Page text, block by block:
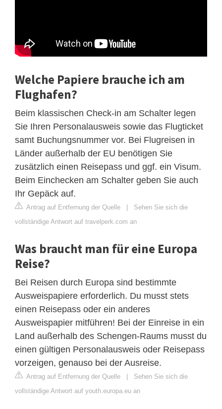
Welche Papiere brauche ich am
Flughafen?
Beim klassischen Check-in am Schalter legen
Sie Ihren Personalausweis sowie das Flugticket
samt Buchungsnummer vor. Bei Flugreisen in
Länder außerhalb der EU benötigen Sie
zusätzlich einen Reisepass und ggf. ein Visum.
Beim Einchecken am Schalter geben Sie auch
Ihr Gepäck auf.
Antrag auf Entfernung der Quelle | Sehen Sie sich die
vollständige Antwort auf travelperk.com an
Was braucht man für eine Europa
Reise?
Bei Reisen durch Europa sind bestimmte
Ausweispapiere erforderlich. Du musst stets
einen Reisepass oder ein anderes
Ausweispapier mitführen! Bei der Einreise in ein
Land außerhalb des Schengen-Raums musst du
einen gültigen Personalausweis oder Reisepass
vorzeigen, genauso bei der Ausreise.
Antrag auf Entfernung der Quelle | Sehen Sie sich die
vollständige Antwort auf youth.europa.eu an